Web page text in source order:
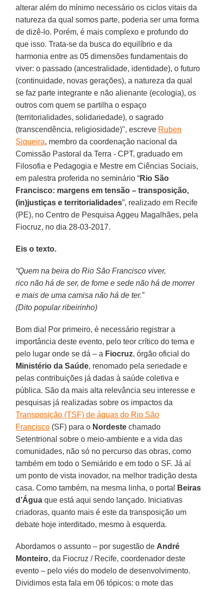
alterar além do mínimo necessário os ciclos vitais da
natureza da qual somos parte, poderia ser uma forma
de dizê-lo. Porém, é mais complexo e profundo do
que isso. Trata-se da busca do equilíbrio e da
harmonia entre as 05 dimensões fundamentais do
viver: o passado (ancestralidade, identidade), o futuro
(continuidade, novas gerações), a natureza da qual
se faz parte integrante e não alienante (ecologia), os
outros com quem se partilha o espaço
(territorialidades, solidariedade), o sagrado
(transcendência, religiosidade)", escreve Ruben
Siqueira, membro da coordenação nacional da
Comissão Pastoral da Terra - CPT, graduado em
Filosofia e Pedagogia e Mestre em Ciências Sociais,
em palestra proferida no seminário “Rio São
Francisco: margens em tensão – transposição,
(in)justiças e territorialidades”, realizado em Recife
(PE), no Centro de Pesquisa Aggeu Magalhães, pela
Fiocruz, no dia 28-03-2017.
Eis o texto.
“Quem na beira do Rio São Francisco viver,
rico não há de ser, de fome e sede não há de morrer
e mais de uma camisa não há de ter.”
(Dito popular ribeirinho)
Bom dia! Por primeiro, é necessário registrar a
importância deste evento, pelo teor crítico do tema e
pelo lugar onde se dá – a Fiocruz, órgão oficial do
Ministério da Saúde, renomado pela seriedade e
pelas contribuições já dadas à saúde coletiva e
pública. São da mais alta relevância seu interesse e
pesquisas já realizadas sobre os impactos da
Transposição (TSF) de águas do Rio São
Francisco (SF) para o Nordeste chamado
Setentrional sobre o meio-ambiente e a vida das
comunidades, não só no percurso das obras, como
também em todo o Semiárido e em todo o SF. Já aí
um ponto de vista inovador, na melhor tradição desta
casa. Como também, na mesma linha, o portal
Beiras
d’Água que está aqui sendo lançado. Iniciativas
criadoras, quanto mais é este da transposição um
debate hoje interditado, mesmo à esquerda.
Abordamos o assunto – por sugestão de André
Monteiro, da Fiocruz / Recife, coordenador deste
evento – pelo viés do modelo de desenvolvimento.
Dividimos esta fala em 06 tópicos: o mote das